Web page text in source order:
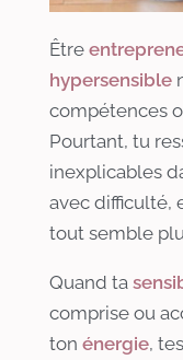
Être
hypersensible
compétences
Pourtant, tu
inexplicables
avec difficulté,
tout semble
Quand ta
comprise ou
ton énergie,